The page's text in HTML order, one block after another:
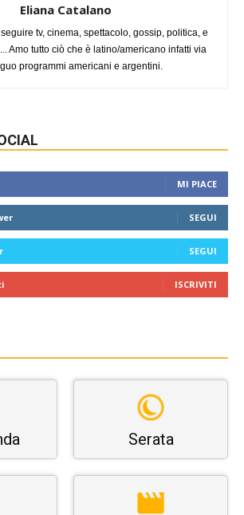
Eliana Catalano
tv, cinema, spettacolo, gossip, politica, e
Amo tutto ciò che è latino/americano infatti via
programmi americani e argentini.
MI PIACE
SEGUI
SEGUI
ISCRIVITI
Serata